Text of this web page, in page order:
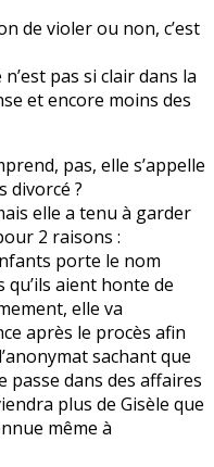
de violer ou non, c’est
pas si clair dans la
et encore moins des
pas, elle s’appelle
divorcé ?
elle a tenu à garder
2 raisons :
porte le nom
aient honte de
elle va
après le procès afin
sachant que
passe dans des affaires
plus de Gisèle que
même à